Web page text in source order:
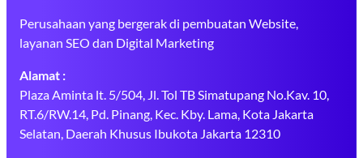
Perusahaan yang bergerak di pembuatan Website,
layanan SEO dan Digital Marketing
Alamat :
Plaza Aminta lt. 5/504, Jl. Tol TB Simatupang No.Kav. 10,
RT.6/RW.14, Pd. Pinang, Kec. Kby. Lama, Kota Jakarta
Selatan, Daerah Khusus Ibukota Jakarta 12310